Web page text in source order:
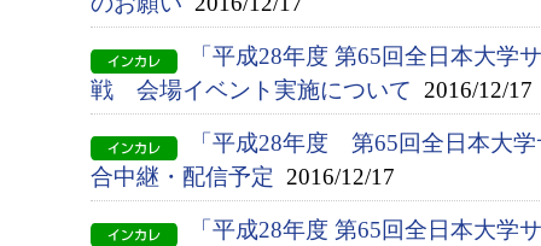
「平成28年度 第65回全日本大学
戦 会場イベント実施について 2016/12/17
「平成28年度 第65回全日本大
合中継・配信予定 2016/12/17
「平成28年度 第65回全日本大学